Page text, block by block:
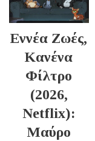
Εννέα Ζωές,
Κανένα
Φίλτρο
(2026,
Netflix):
Μαύρο